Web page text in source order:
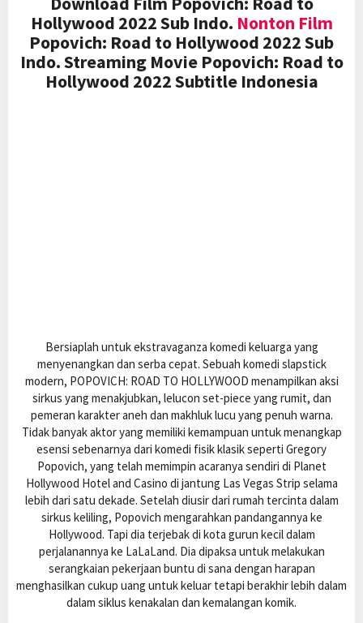
Hollywood 2022 Sub Indo. Nonton Film
Popovich: Road to Hollywood 2022 Sub
Indo. Streaming Movie Popovich: Road to
Hollywood 2022 Subtitle Indonesia
Bersiaplah untuk ekstravaganza komedi keluarga yang
menyenangkan dan serba cepat. Sebuah komedi slapstick
modern, POPOVICH: ROAD TO HOLLYWOOD menampilkan aksi
sirkus yang menakjubkan, lelucon set-piece yang rumit, dan
pemeran karakter aneh dan makhluk lucu yang penuh warna.
Tidak banyak aktor yang memiliki kemampuan untuk menangkap
esensi sebenarnya dari komedi fisik klasik seperti Gregory
Popovich, yang telah memimpin acaranya sendiri di Planet
Hollywood Hotel and Casino di jantung Las Vegas Strip selama
lebih dari satu dekade. Setelah diusir dari rumah tercinta dalam
sirkus keliling, Popovich mengarahkan pandangannya ke
Hollywood. Tapi dia terjebak di kota gurun kecil dalam
perjalanannya ke LaLaLand. Dia dipaksa untuk melakukan
serangkaian pekerjaan buntu di sana dengan harapan
menghasilkan cukup uang untuk keluar tetapi berakhir lebih dalam
dalam siklus kenakalan dan kemalangan komik.